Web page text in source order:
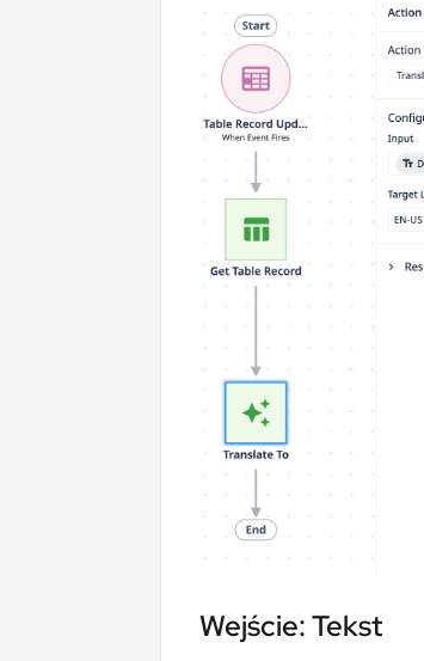
Wejście: Tekst